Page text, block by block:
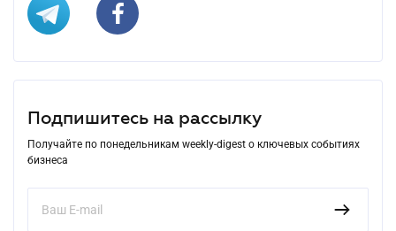
Подпишитесь на рассылку
Получайте по понедельникам weekly-digest о ключевых событиях
бизнеса